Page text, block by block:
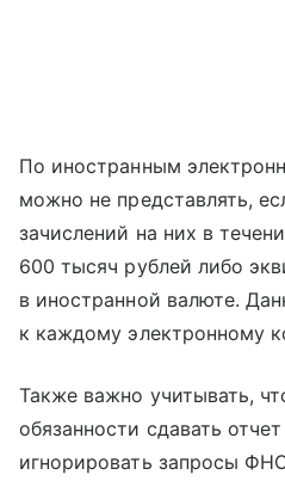
По иностранным
можно не представлять,
зачислений на них в
600 тысяч рублей либо
в иностранной валюте.
к каждому электронному
Также важно учитывать,
обязанности сдавать
игнорировать запросы